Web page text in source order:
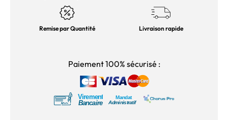
Remise par Quantité Livraison rapide
Paiement 100% sécurisé :